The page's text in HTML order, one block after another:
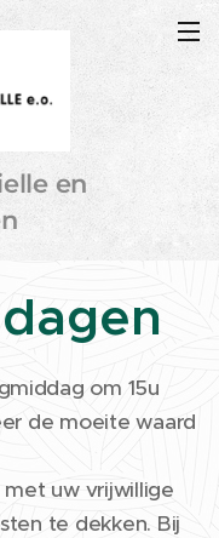
en
om 15u
de moeite waard
met uw vrijwillige
te dekken. Bij